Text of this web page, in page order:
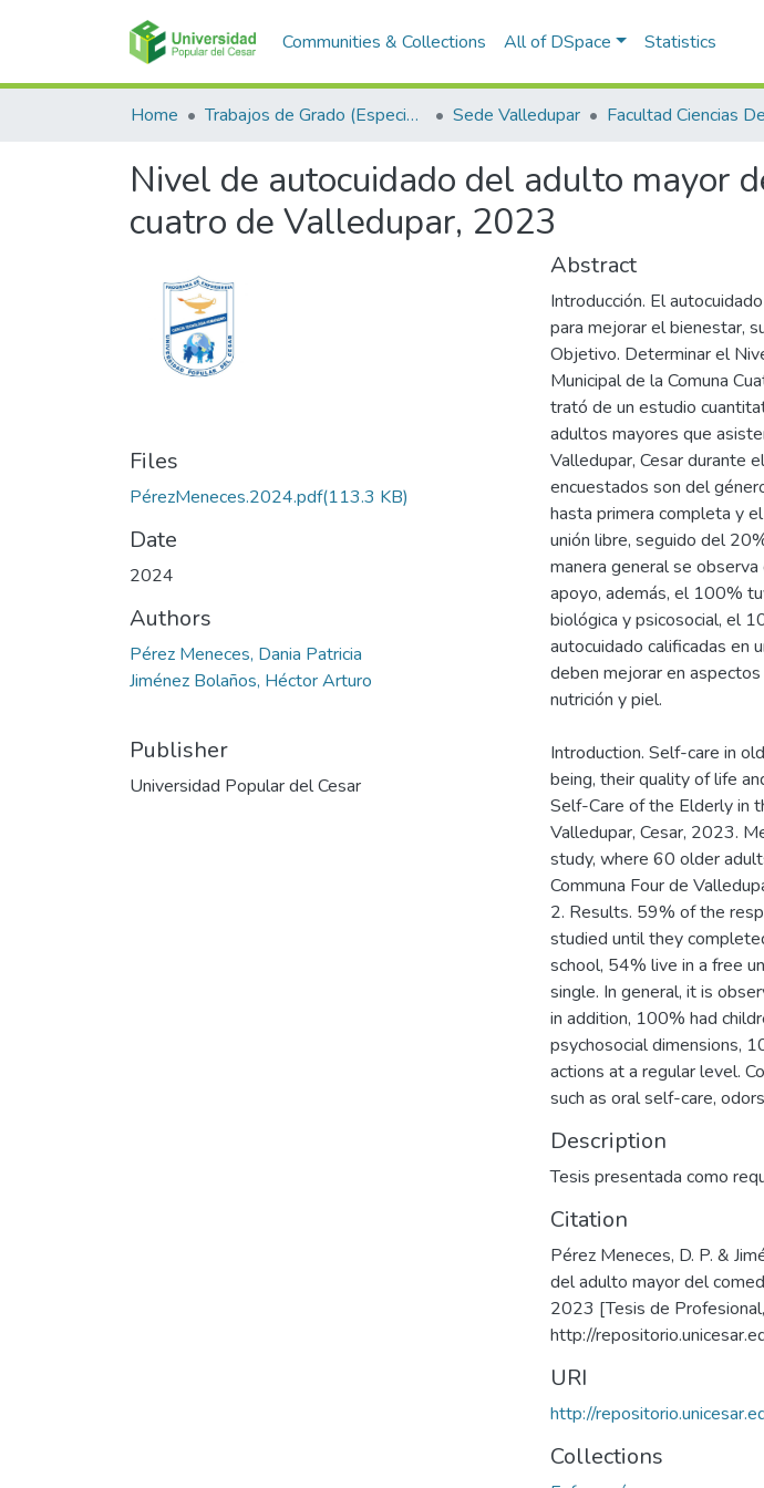
Communities & Collections All of DSpace Statistics
Home Trabajos de Grado (Especializaciones y Pregrados) Sede Valledupar
Nivel de autocuidado del adulto mayor
cuatro de Valledupar, 2023
Files
PérezMeneces.2024.pdf(113.3 KB)
Date
2024
Authors
Pérez Meneces, Dania Patricia
Jiménez Bolaños, Héctor Arturo
Publisher
Universidad Popular del Cesar
Abstract
Introducción. El
para mejorar el bienestar,
Objetivo. Determinar el
Municipal de la Comuna
trató de un estudio
adultos mayores que
Valledupar, Cesar durante
encuestados son del
hasta primera completa y
unión libre, seguido del
manera general se
apoyo, además, el 100%
biológica y psicosocial, el
autocuidado calificadas en
deben mejorar en
nutrición y piel.
Introduction. Self-care in
being, their quality of life
Self-Care of the Elderly in
Valledupar, Cesar, 2023.
study, where 60 older
Communa Four de
2. Results. 59% of the
studied until they
school, 54% live in a free
single. In general, it is
in addition, 100% had
psychosocial dimensions,
actions at a regular level.
such as oral self-care,
Description
Tesis presentada como
Citation
Pérez Meneces, D. P. &
del adulto mayor del
2023 [Tesis de
http://
URI
http://
Collections